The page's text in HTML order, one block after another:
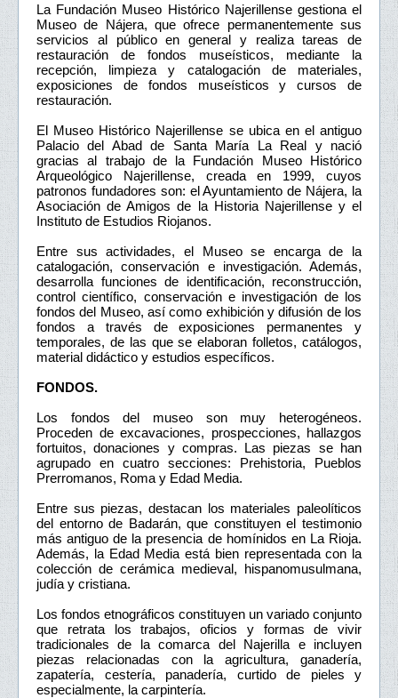
La Fundación Museo Histórico Najerillense gestiona el
Museo de Nájera, que ofrece permanentemente sus
servicios al público en general y realiza tareas de
restauración de fondos museísticos, mediante la
recepción, limpieza y catalogación de materiales,
exposiciones de fondos museísticos y cursos de
restauración.
El Museo Histórico Najerillense se ubica en el antiguo
Palacio del Abad de Santa María La Real y nació
gracias al trabajo de la Fundación Museo Histórico
Arqueológico Najerillense, creada en 1999, cuyos
patronos fundadores son: el Ayuntamiento de Nájera, la
Asociación de Amigos de la Historia Najerillense y el
Instituto de Estudios Riojanos.
Entre sus actividades, el Museo se encarga de la
catalogación, conservación e investigación. Además,
desarrolla funciones de identificación, reconstrucción,
control científico, conservación e investigación de los
fondos del Museo, así como exhibición y difusión de los
fondos a través de exposiciones permanentes y
temporales, de las que se elaboran folletos, catálogos,
material didáctico y estudios específicos.
FONDOS.
Los fondos del museo son muy heterogéneos.
Proceden de excavaciones, prospecciones, hallazgos
fortuitos, donaciones y compras. Las piezas se han
agrupado en cuatro secciones: Prehistoria, Pueblos
Prerromanos, Roma y Edad Media.
Entre sus piezas, destacan los materiales paleolíticos
del entorno de Badarán, que constituyen el testimonio
más antiguo de la presencia de homínidos en La Rioja.
Además, la Edad Media está bien representada con la
colección de cerámica medieval, hispanomusulmana,
judía y cristiana.
Los fondos etnográficos constituyen un variado conjunto
que retrata los trabajos, oficios y formas de vivir
tradicionales de la comarca del Najerilla e incluyen
piezas relacionadas con la agricultura, ganadería,
zapatería, cestería, panadería, curtido de pieles y
especialmente, la carpintería.